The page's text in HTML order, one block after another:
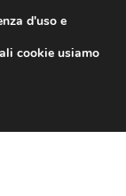
290
d'uso e
cookie usiamo